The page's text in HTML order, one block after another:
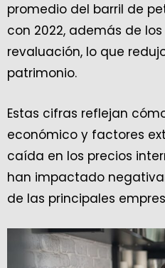
promedio del barril de
con 2022, además de
revaluación, lo que
patrimonio.
Estas cifras reflejan
económico y factores
caída en los precios
han impactado
de las principales